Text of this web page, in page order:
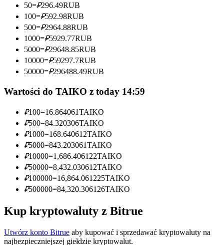
Zostań traderem kopiującym
Ciesz się podziałem zysków i prowizjami z kopiowania
transakcji
Informacja
Analiza Big Data, w tym informacje handlowe itp.
50=₽296.49RUB
100=₽592.98RUB
500=₽2964.88RUB
1000=₽5929.77RUB
5000=₽29648.85RUB
10000=₽59297.7RUB
50000=₽296488.49RUB
Wartości do TAIKO z today 14:59
₽100=16.864061TAIKO
₽500=84.320306TAIKO
₽1000=168.640612TAIKO
₽5000=843.203061TAIKO
₽10000=1,686.406122TAIKO
₽50000=8,432.030612TAIKO
₽100000=16,864.061225TAIKO
₽500000=84,320.306126TAIKO
Kup kryptowaluty z Bitrue
Utwórz konto Bitrue aby kupować i sprzedawać kryptowaluty na
najbezpieczniejszej giełdzie kryptowalut.